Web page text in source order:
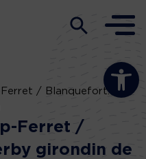
Ouvrir la
Ferret / Blanquefort: un
Ferret /
girondin de